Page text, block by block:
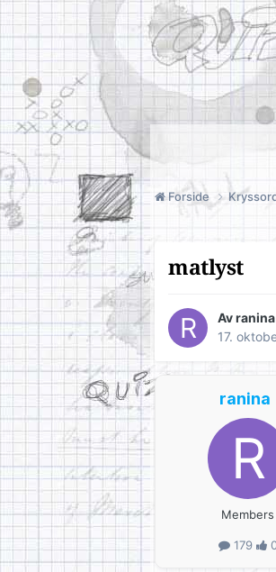
Forside
matlyst
Avranina
17.
ranina
Members
179